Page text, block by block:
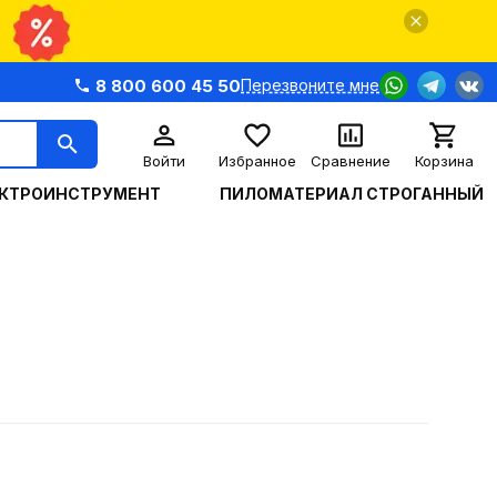
8 800 600 45 50Перезвоните мне
Войти Избранное Сравнение Корзина
ПИЛОМАТЕРИАЛ СТРОГАННЫЙ